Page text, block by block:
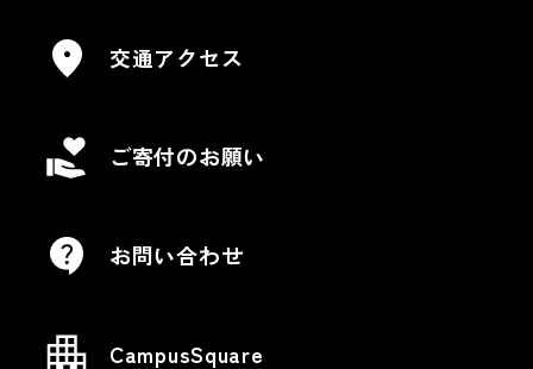
交通アクセス
ご寄付のお願い
お問い合わせ
CampusSquare